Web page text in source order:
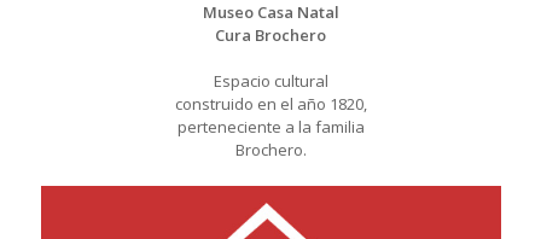
Museo Casa Natal
Cura Brochero
Espacio cultural
construido en el año 1820,
perteneciente a la familia
Brochero.